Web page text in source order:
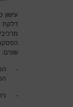
דלקת
שונים:
-
-